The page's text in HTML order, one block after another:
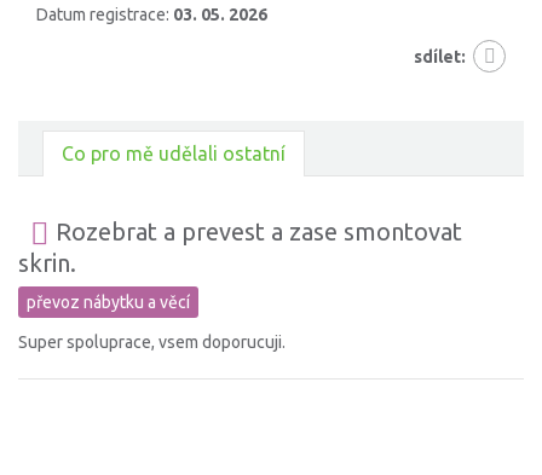
Datum registrace: 03. 05. 2026
sdílet:
Co pro mě udělali ostatní
Rozebrat a prevest a zase smontovat
skrin.
převoz nábytku a věcí
Super spoluprace, vsem doporucuji.